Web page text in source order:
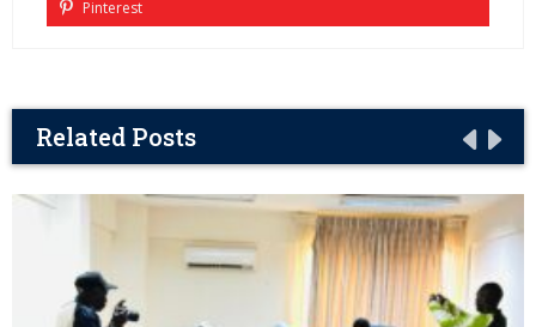
Pinterest
Related Posts